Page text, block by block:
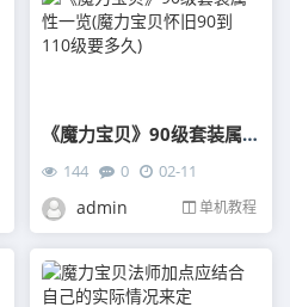
《魔力宝贝》90级套装属性一览(魔力宝贝怀旧90到110级要多久)
144 0 02-11
admin 单机教程